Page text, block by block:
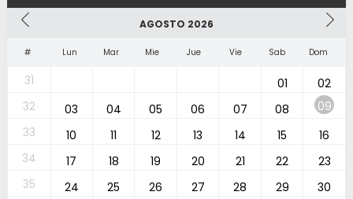
AGOSTO 2026
# Lun Mar Mie Jue Vie Sab Dom
31
32
33
34
35
01
02
03
04 05 06 07 08
09
10
11 12 13 14 15
16
17
18 19 20 21 22
23
24
25 26 27 28 29
30